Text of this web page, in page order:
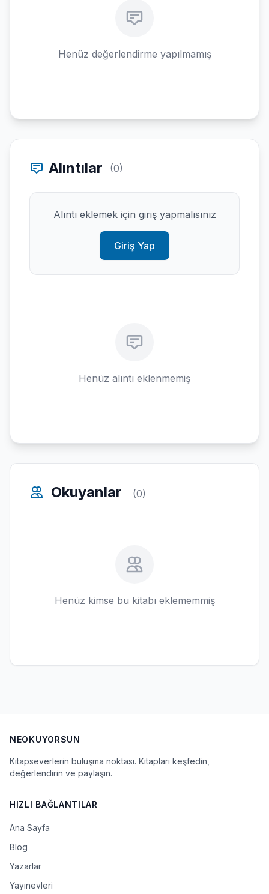
Henüz değerlendirme yapılmamış
Alıntılar (0)
Alıntı eklemek için giriş yapmalısınız
Giriş Yap
Henüz alıntı eklenmemiş
Okuyanlar (0)
Henüz kimse bu kitabı eklememmiş
NEOKUYORSUN
Kitapseverlerin buluşma noktası. Kitapları keşfedin,
değerlendirin ve paylaşın.
HIZLI BAĞLANTILAR
Ana Sayfa
Blog
Yazarlar
Yayınevleri